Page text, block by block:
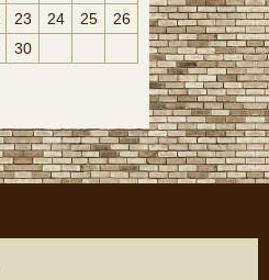
23 24 25
26
30